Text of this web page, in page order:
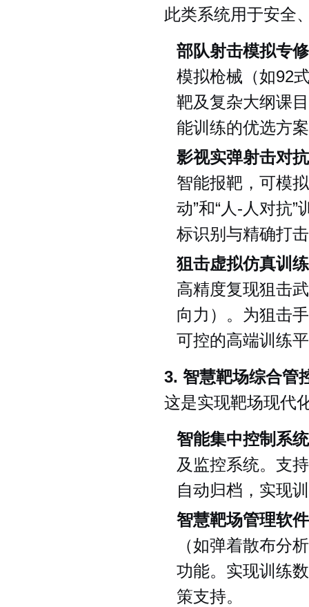
此类系统用于安全
部队射击模拟专
模拟枪械（如92
靶及复杂大纲课
能训练的优选方
影视实弹射击对
智能报靶，可模
动”和“人-人对抗
标识别与精确打
狙击虚拟仿真训
高精度复现狙击
向力）。为狙击
可控的高端训练
3. 智慧靶场综合管
这是实现靶场现代
智能集中控制系统
及监控系统。支
自动归档，实现
智慧靶场管理软
（如弹着散布分
功能。实现训练
策支持。